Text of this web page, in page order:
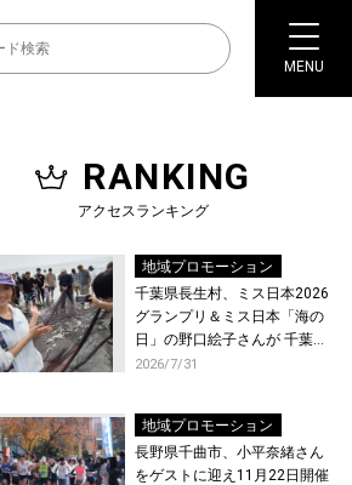
MENU
RANKING
アクセスランキング
地域プロモーション
千葉県長生村、ミス日本2026
グランプリ＆ミス日本「海の
日」の野口絵子さんが 千葉県
唯一の村・長生村で地引網を
2026/7/31
地域プロモーション
長野県千曲市、小平奈緒さん
をゲストに迎え11月22日開催